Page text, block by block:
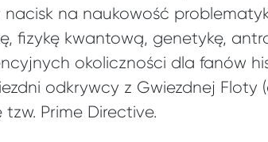
na naukowość
fizykę kwantową, genetykę,
okoliczności dla fanów
odkrywcy z Gwiezdnej Floty
tzw. Prime Directive.